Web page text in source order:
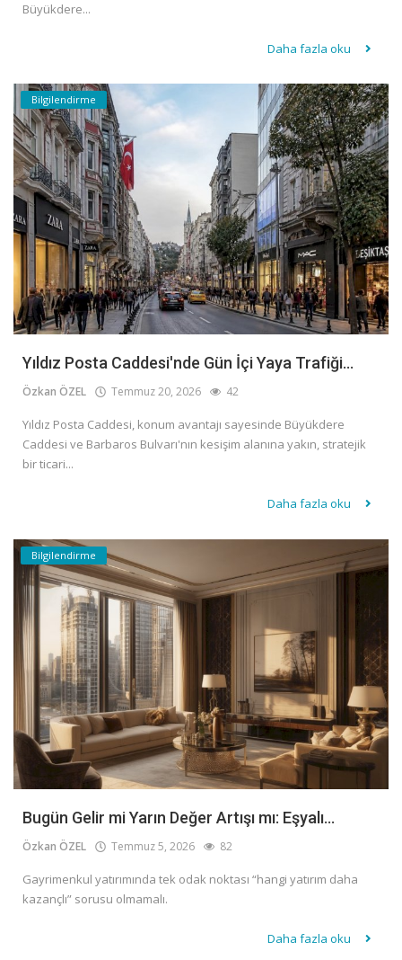
Büyükdere...
Daha fazla oku
Bilgilendirme
Yıldız Posta Caddesi'nde Gün İçi Yaya Trafiği...
Özkan ÖZEL Temmuz 20, 2026 42
Yıldız Posta Caddesi, konum avantajı sayesinde Büyükdere
Caddesi ve Barbaros Bulvarı'nın kesişim alanına yakın, stratejik
bir ticari...
Daha fazla oku
Bilgilendirme
Bugün Gelir mi Yarın Değer Artışı mı: Eşyalı...
Özkan ÖZEL Temmuz 5, 2026 82
Gayrimenkul yatırımında tek odak noktası “hangi yatırım daha
kazançlı” sorusu olmamalı.
Daha fazla oku